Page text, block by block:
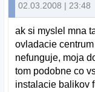
02.03.2008 | 23:48
ak si myslel mna
ovladacie
nefunguje, moja
tom podobne co
instalacie balikov